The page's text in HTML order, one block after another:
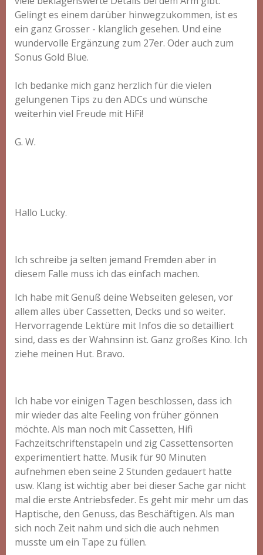
Gelingt es einem darüber hinwegzukommen, ist es
ein ganz Grosser - klanglich gesehen. Und eine
wundervolle Ergänzung zum 27er. Oder auch zum
Sonus Gold Blue.
Ich bedanke mich ganz herzlich für die vielen
gelungenen Tips zu den ADCs und wünsche
weiterhin viel Freude mit HiFi!
G. W.
Hallo Lucky.
Ich schreibe ja selten jemand Fremden aber in
diesem Falle muss ich das einfach machen.
Ich habe mit Genuß deine Webseiten gelesen, vor
allem alles über Cassetten, Decks und so weiter.
Hervorragende Lektüre mit Infos die so detailliert
sind, dass es der Wahnsinn ist. Ganz großes Kino. Ich
ziehe meinen Hut. Bravo.
Ich habe vor einigen Tagen beschlossen, dass ich
mir wieder das alte Feeling von früher gönnen
möchte. Als man noch mit Cassetten, Hifi
Fachzeitschriftenstapeln und zig Cassettensorten
experimentiert hatte. Musik für 90 Minuten
aufnehmen eben seine 2 Stunden gedauert hatte
usw. Klang ist wichtig aber bei dieser Sache gar nicht
mal die erste Antriebsfeder. Es geht mir mehr um das
Haptische, den Genuss, das Beschäftigen. Als man
sich noch Zeit nahm und sich die auch nehmen
musste um ein Tape zu füllen.